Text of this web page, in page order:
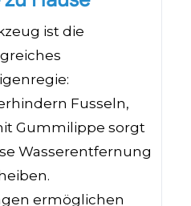
ist die
Fusseln,
Gummilippe sorgt
Wasserentfernung
ermöglichen